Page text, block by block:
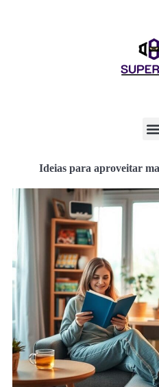
Ideias para aproveitar